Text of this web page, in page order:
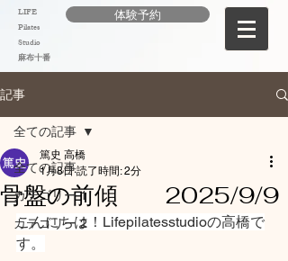
LIFE
Pilates
Studio
麻布十番
体験予約
記事
全ての記事
カテゴリー 1
カテゴリー 2
全ての記事
骨盤の前傾 2025/9/9
篤史 高橋
1月8日 読了時間: 2分
こんにちは！Lifepilatesstudioの高橋で
す。